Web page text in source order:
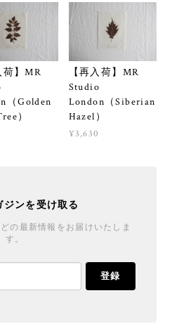
荷】MR
（Golden
）
【再入荷】MR
Studio
London（Siberian
Hazel）
¥3,630
ジンを受け取る
の最新情報をお届けいたしま
す。
登録